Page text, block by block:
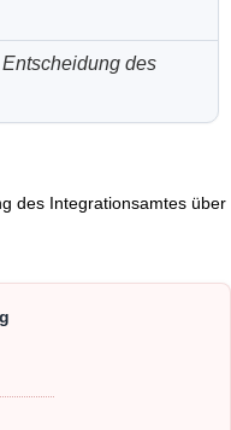
des
des Integrationsamtes über